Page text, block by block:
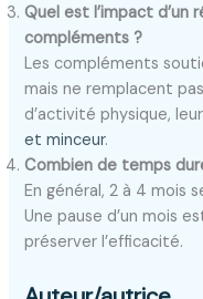
Quel est l’impact
compléments ?
Les compléments
mais ne remplacent
d’activité physique,
et minceur.
Combien de temps
En général, 2 à 4 mois
Une pause d’un mois
préserver l’efficacité.